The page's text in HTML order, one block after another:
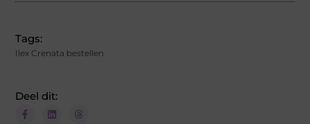
Tags:
Ilex Crenata bestellen
Deel dit: